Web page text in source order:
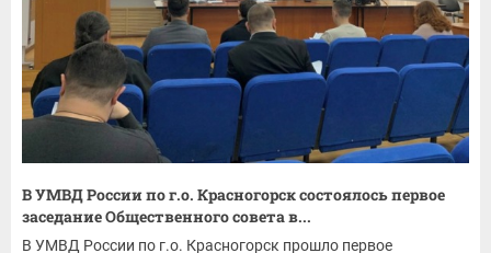
В УМВД России по г.о. Красногорск состоялось первое
заседание Общественного совета в...
В УМВД России по г.о. Красногорск прошло первое